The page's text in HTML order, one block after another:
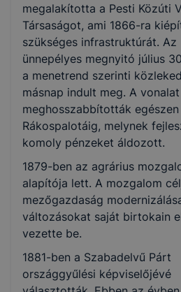
megalakította a Pesti Közúti
Társaságot, ami 1866-ra
szükséges infrastruktúrát. Az
ünnepélyes megnyitó július
a menetrend szerinti
másnap indult meg. A
meghosszabbították egészen
Rákospalotáig, melynek
komoly pénzeket áldozott.
1879-ben az agrárius
alapítója lett. A mozgalom
mezőgazdaság
változásokat saját birtokain
vezette be.
1881-ben a Szabadelvű Párt
országgyűlési képviselőjévé